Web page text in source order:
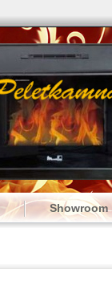
Showroom